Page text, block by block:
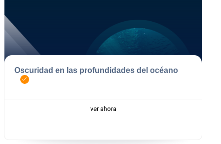
Oscuridad en las profundidades del océano
ver ahora